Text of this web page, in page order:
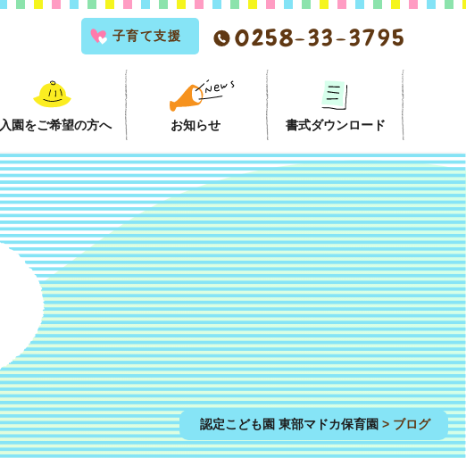
子育て支援 0258-33-3795
入園をご希望の方へ お知らせ 書式ダウンロード
認定こども園 東部マドカ保育園 > ブログ